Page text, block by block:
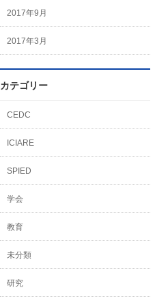
2017年9月
2017年3月
カテゴリー
CEDC
ICIARE
SPIED
学会
教育
未分類
研究